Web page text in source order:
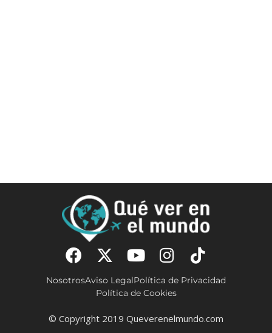
NosotrosAviso LegalPolítica de Privacidad
Política de Cookies
© Copyright 2019 Queverenelmundo.com